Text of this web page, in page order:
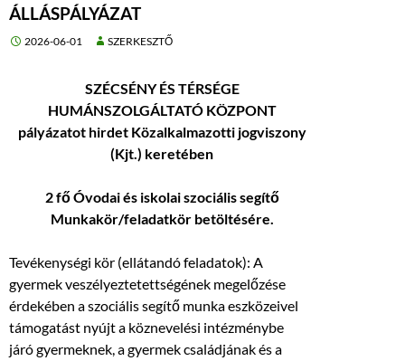
ÁLLÁSPÁLYÁZAT
2026-06-01 SZERKESZTŐ
SZÉCSÉNY ÉS TÉRSÉGE
HUMÁNSZOLGÁLTATÓ KÖZPONT
pályázatot hirdet Közalkalmazotti jogviszony
(Kjt.) keretében
2 fő Óvodai és iskolai szociális segítő
Munkakör/feladatkör betöltésére.
Tevékenységi kör (ellátandó feladatok): A
gyermek veszélyeztetettségének megelőzése
érdekében a szociális segítő munka eszközeivel
támogatást nyújt a köznevelési intézménybe
járó gyermeknek, a gyermek családjának és a